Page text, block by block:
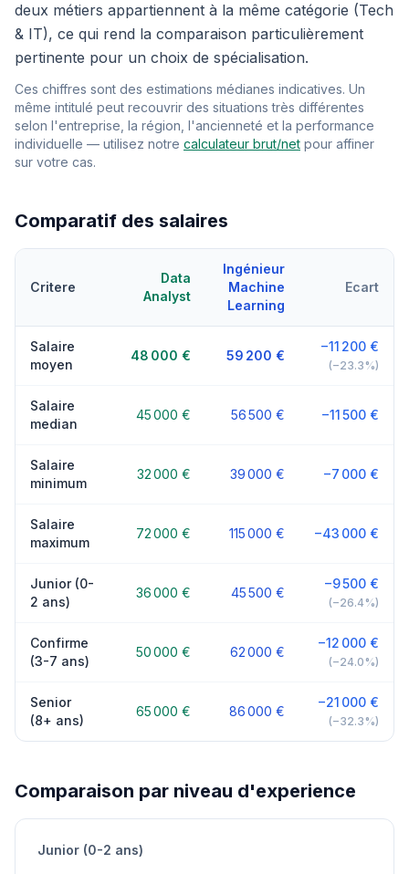
deux métiers appartiennent à la même catégorie (Tech
& IT), ce qui rend la comparaison particulièrement
pertinente pour un choix de spécialisation.
Ces chiffres sont des estimations médianes indicatives. Un
même intitulé peut recouvrir des situations très différentes
selon l'entreprise, la région, l'ancienneté et la performance
individuelle — utilisez notre calculateur brut/net pour affiner
sur votre cas.
Comparatif des salaires
Critere
Data
Analyst
Ingénieur
Machine
Learning
Ecart
Salaire
moyen
48 000 € 59 200 €
−11 200 €
(−23.3%)
Salaire
median
45 000 € 56 500 € −11 500 €
Salaire
minimum
32 000 € 39 000 € −7 000 €
Salaire
maximum
72 000 € 115 000 € −43 000 €
Junior (0-
2 ans)
36 000 € 45 500 €
−9 500 €
(−26.4%)
Confirme
(3-7 ans)
50 000 € 62 000 €
−12 000 €
(−24.0%)
Senior
(8+ ans)
65 000 € 86 000 €
−21 000 €
(−32.3%)
Comparaison par niveau d'experience
Junior (0-2 ans)